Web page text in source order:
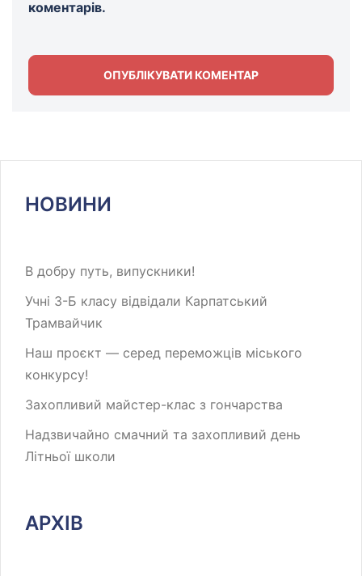
коментарів.
НОВИНИ
В добру путь, випускники!
Учні 3-Б класу відвідали Карпатський
Трамвайчик
Наш проєкт — серед переможців міського
конкурсу!
Захопливий майстер-клас з гончарства
Надзвичайно смачний та захопливий день
Літньої школи
АРХІВ